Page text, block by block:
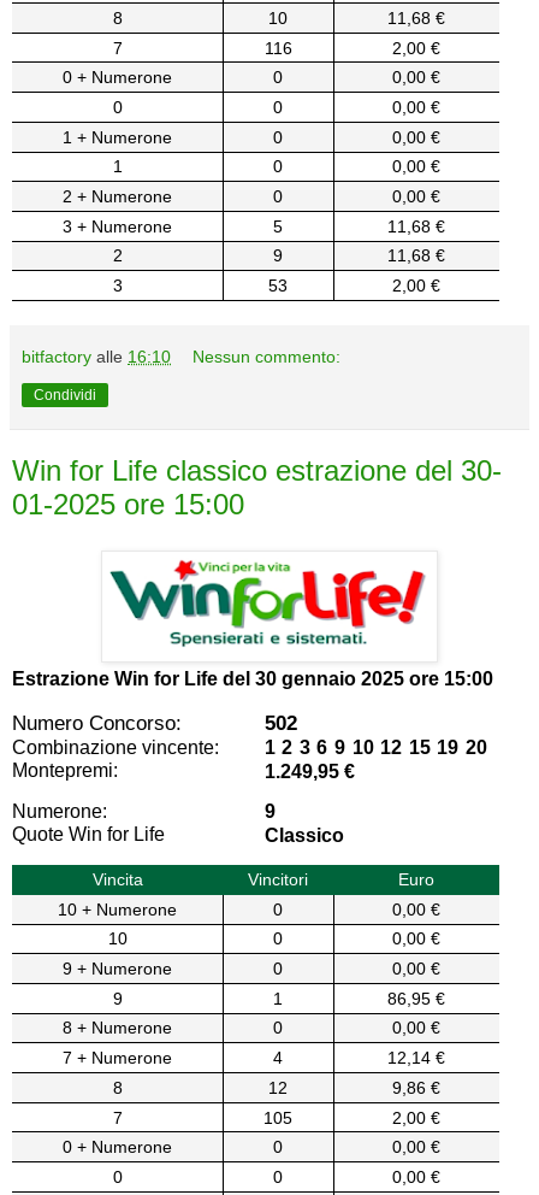
8
10
11,68 €
7
116
2,00 €
0 + Numerone
0
0,00 €
0
0
0,00 €
1 + Numerone
0
0,00 €
1
0
0,00 €
2 + Numerone
0
0,00 €
3 + Numerone
5
11,68 €
2
9
11,68 €
3
53 2,00 €
bitfactory alle 16:10 Nessun commento:
Condividi
Win for Life classico estrazione del 30-
01-2025 ore 15:00
Estrazione Win for Life del 30 gennaio 2025 ore 15:00
Numero Concorso: 502
Combinazione vincente:
1 2 3 6 9 10 12 15 19 20
Montepremi:
1.249,95 €
Numerone:
9
Quote Win for Life
Classico
Vincita Vincitori
Euro
10 + Numerone
0
0,00 €
10
0
0,00 €
9 + Numerone
0
0,00 €
9
1
86,95 €
8 + Numerone
0
0,00 €
7 + Numerone
4
12,14 €
8
12
9,86 €
7
105
2,00 €
0 + Numerone
0
0,00 €
0
0
0,00 €